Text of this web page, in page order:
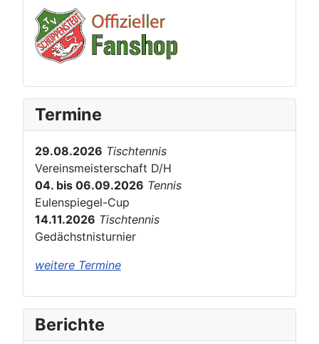
Termine
29.08.2026 Tischtennis
Vereinsmeisterschaft D/H
04. bis 06.09.2026 Tennis
Eulenspiegel-Cup
14.11.2026 Tischtennis
Gedächstnisturnier
weitere Termine
Berichte